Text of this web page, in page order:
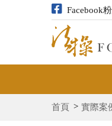
Facebook
首頁 實際案